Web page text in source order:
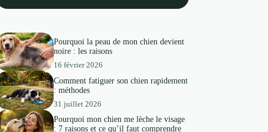
Pourquoi la peau de mon chien devient
noire : les raisons
16 février 2026
Comment fatiguer son chien rapidement
: méthodes
31 juillet 2026
Pourquoi mon chien me lèche le visage
: 7 raisons et ce qu’il faut comprendre